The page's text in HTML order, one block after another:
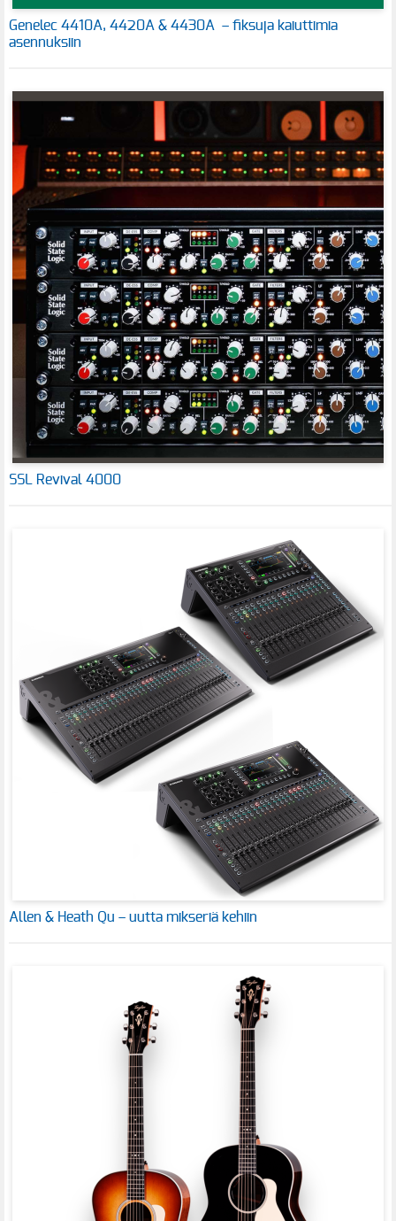
Genelec 4410A, 4420A & 4430A – fiksuja kaiuttimia
asennuksiin
SSL Revival 4000
Allen & Heath Qu – uutta mikseriä kehiin